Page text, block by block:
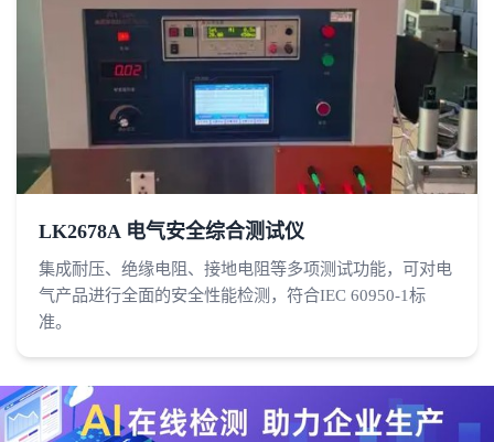
LK2678A 电气安全综合测试仪
集成耐压、绝缘电阻、接地电阻等多项测试功能，可对电
气产品进行全面的安全性能检测，符合IEC 60950-1标
准。